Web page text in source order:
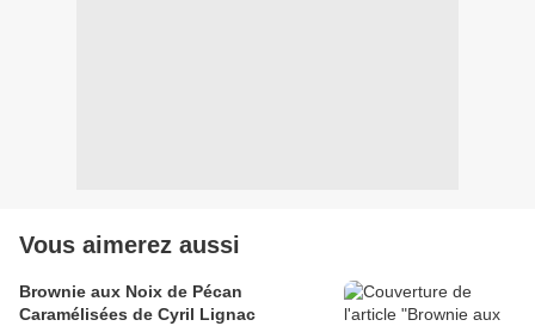
Vous aimerez aussi
Brownie aux Noix de Pécan
Caramélisées de Cyril Lignac